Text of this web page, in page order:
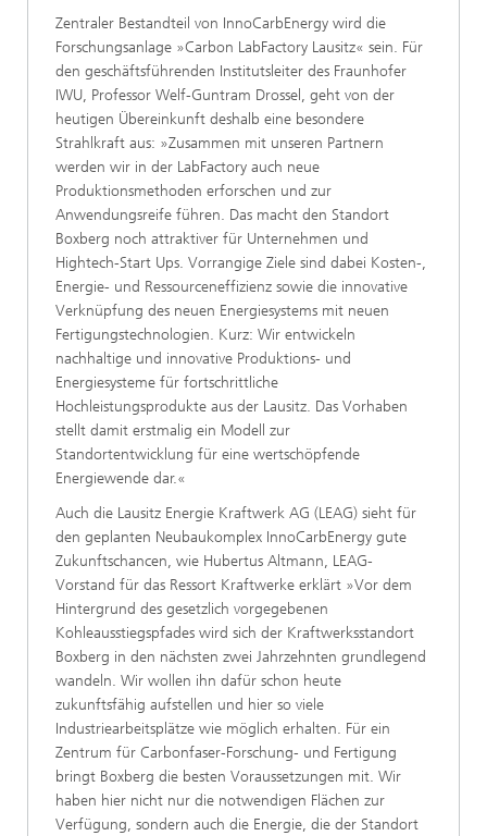
Zentraler Bestandteil von InnoCarbEnergy wird die
Forschungsanlage »Carbon LabFactory Lausitz« sein. Für
den geschäftsführenden Institutsleiter des Fraunhofer
IWU, Professor Welf-Guntram Drossel, geht von der
heutigen Übereinkunft deshalb eine besondere
Strahlkraft aus: »Zusammen mit unseren Partnern
werden wir in der LabFactory auch neue
Produktionsmethoden erforschen und zur
Anwendungsreife führen. Das macht den Standort
Boxberg noch attraktiver für Unternehmen und
Hightech-Start Ups. Vorrangige Ziele sind dabei Kosten-,
Energie- und Ressourceneffizienz sowie die innovative
Verknüpfung des neuen Energiesystems mit neuen
Fertigungstechnologien. Kurz: Wir entwickeln
nachhaltige und innovative Produktions- und
Energiesysteme für fortschrittliche
Hochleistungsprodukte aus der Lausitz. Das Vorhaben
stellt damit erstmalig ein Modell zur
Standortentwicklung für eine wertschöpfende
Energiewende dar.«
Auch die Lausitz Energie Kraftwerk AG (LEAG) sieht für
den geplanten Neubaukomplex InnoCarbEnergy gute
Zukunftschancen, wie Hubertus Altmann, LEAG-
Vorstand für das Ressort Kraftwerke erklärt »Vor dem
Hintergrund des gesetzlich vorgegebenen
Kohleausstiegspfades wird sich der Kraftwerksstandort
Boxberg in den nächsten zwei Jahrzehnten grundlegend
wandeln. Wir wollen ihn dafür schon heute
zukunftsfähig aufstellen und hier so viele
Industriearbeitsplätze wie möglich erhalten. Für ein
Zentrum für Carbonfaser-Forschung- und Fertigung
bringt Boxberg die besten Voraussetzungen mit. Wir
haben hier nicht nur die notwendigen Flächen zur
Verfügung, sondern auch die Energie, die der Standort